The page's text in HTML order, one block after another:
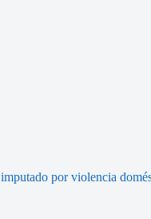
por violencia